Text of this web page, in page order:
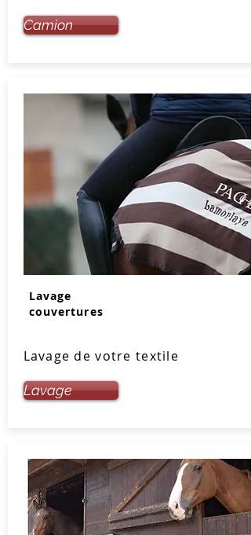
Camion
Lavage
couvertures
Lavage de votre textile
Lavage